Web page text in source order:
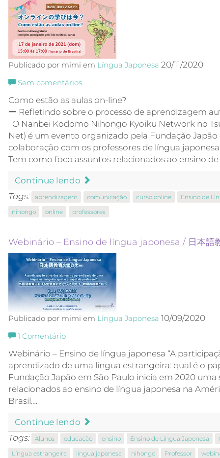
Publicado por mimi em Língua Japonesa 20/11/2020
Sem comentários
Como estão as aulas on-line?
ー Refletindo sobre o processo de aprendizagem
O Nanbei Kodomo Nihongo Kyoiku Network no
Net) é um evento organizado pela Fundação Japão
colaboração com os professores de língua
Tem como foco assuntos relacionados ao ensino
Continue lendo
Tags:
aprendizagem comunicação curso online
Ensino de
nihongo
online professores
Webinário – Ensino de língua japonesa / 日本語
Publicado por mimi em Língua Japonesa 10/09/2020
1 Comentário
Webinário – Ensino de língua japonesa “A
aprendizado de uma língua estrangeira: qual é o
Fundação Japão em São Paulo inicia em 2020 uma
relacionados ao ensino de língua japonesa na
Brasil.…
Continue lendo
Tags:
Alunos educação ensino Ensino de Língua Japonesa
Língua estrangeira
língua japonesa nihongo Professor